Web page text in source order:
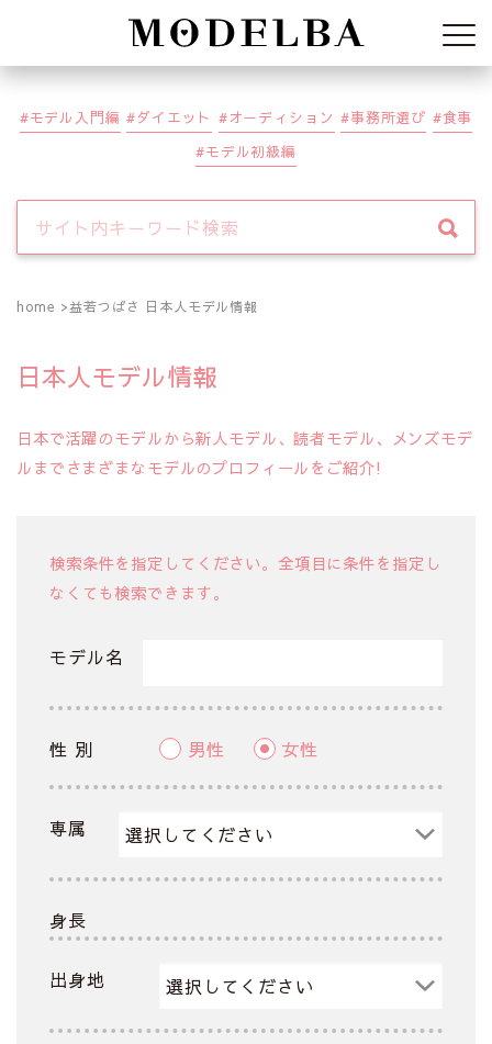
Modelba
モデル入門編 ダイエット オーディション 事務所選び
食事
モデル初級編
home 益若つばさ 日本人モデル情報
日本人モデル情報
日本で活躍のモデルから新人モデル、読者モデル、メンズモデ
ルまでさまざまなモデルのプロフィールをご紹介!
検索条件を指定してください。全項目に条件を指定し
なくても検索できます。
モデル名
性 別 男性 女性
専属
身長
出身地